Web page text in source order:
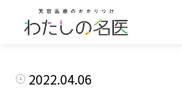
2022.04.06